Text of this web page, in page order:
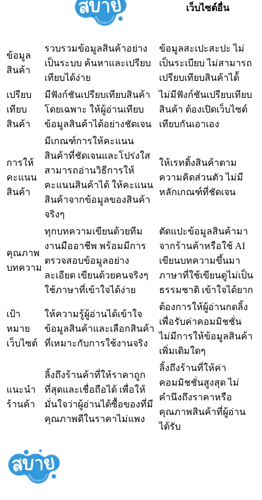
เว็บไซต์อื่น
ข้อมูล
สินค้า
รวบรวมข้อมูลสินค้าอย่าง
เป็นระบบ ค้นหาและเปรียบ
เทียบได้ง่าย
ข้อมูลสะเปะสะปะ ไม่
เป็นระเบียบ ไม่สามารถ
เปรียบเทียบสินค้าได้้
เปรียบ
เทียบ
สินค้า
มีฟังก์ชันเปรียบเทียบสินค้า
โดยเฉพาะ ให้ผู้อ่านเทียบ
ข้อมูลสินค้าได้อย่างชัดเจน
ไม่มีฟังก์ชันเปรียบเทียบ
สินค้า ต้องเปิดเว็บไซต์
เทียบกันเอาเอง
การให้
คะแนน
สินค้า
มีเกณฑ์การให้คะแนน
สินค้าที่ชัดเจนและโปร่งใส
สามารถอ่านวิธีการให้
คะแนนสินค้าได้ ให้คะแนน
สินค้าจากข้อมูลของสินค้า
จริงๆ
ให้เรทติ้งสินค้าตาม
ความคิดส่วนตัว ไม่มี
หลักเกณฑ์ที่ชัดเจน
คุณภาพ
บทความ
ทุกบทความเขียนด้วยทีม
งานมืออาชีพ พร้อมมีการ
ตรวจสอบข้อมูลอย่าง
ละเอียด เขียนด้วยคนจริงๆ
ใช้ภาษาที่เข้าใจได้ง่าย
ตัดแปะข้อมูลสินค้ามา
จากร้านค้าหรือใช้ AI
เขียนบทความขึ้นมา
ภาษาที่ใช้เขียนดูไม่เป็น
ธรรมชาติ เข้าใจได้ยาก
เป้า
หมาย
เว็บไซต์
ให้ความรู้ผู้อ่านได้เข้าใจ
ข้อมูลสินค้าและเลือกสินค้า
ที่เหมาะกับการใช้งานจริง
ต้องการให้ผู้อ่านกดลิ้ง
เพื่อรับค่าคอมมิชชั่น
ไม่มีการให้ข้อมูลสินค้า
เพิ่มเติมใดๆ
แนะนำ
ร้านค้า
ลิ้งถึงร้านค้าที่ให้ราคาถูก
ที่สุดและเชื่อถือได้ เพื่อให้
มั่นใจว่าผู้อ่านได้ซื้อของที่มี
คุณภาพดีในราคาไม่แพง
ลิ้งถึงร้านที่ให้ค่า
คอมมิชชั่นสูงสุด ไม่
คำนึงถึงราคาหรือ
คุณภาพสินค้าที่ผู้อ่าน
ได้รับ